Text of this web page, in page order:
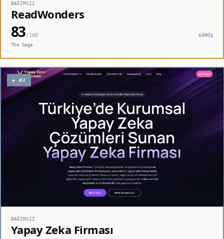
BAĞIMSIZ
ReadWonders
83/100
GÜMÜŞ
The Sage
◈ #2
BAĞIMSIZ
Yapay Zeka Firması